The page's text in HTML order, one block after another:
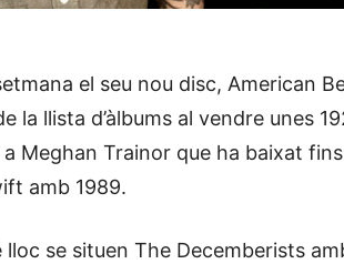
el seu nou disc, American
la llista d’àlbums al vendre unes
Meghan Trainor que ha baixat
amb 1989.
se situen The Decemberists